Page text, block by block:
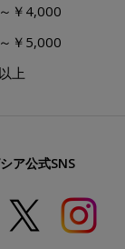
￥4,000
￥5,000
上
ア公式SNS